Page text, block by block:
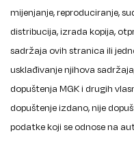
mijenjanje, reproduciranje,
distribucija, izrada kopija,
sadržaja ovih stranica ili
usklađivanje njihova
dopuštenja MGK i drugih
dopuštenje izdano, nije
podatke koji se odnose na